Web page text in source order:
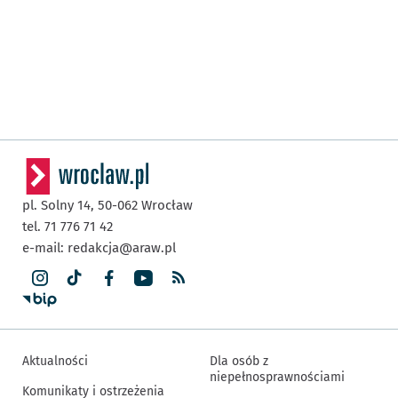
pl. Solny 14, 50-062 Wrocław
tel. 71 776 71 42
e-mail: redakcja@araw.pl
Aktualności
Komunikaty i ostrzeżenia
Dla osób z
niepełnosprawnościami